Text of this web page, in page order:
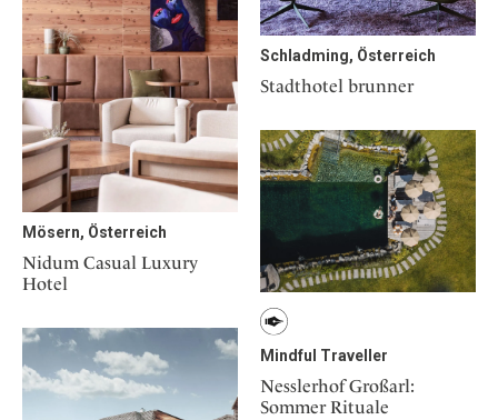
Schladming, Österreich
Stadthotel brunner
Mösern, Österreich
Nidum Casual Luxury
Hotel
Mindful Traveller
Nesslerhof Großarl:
Sommer Rituale